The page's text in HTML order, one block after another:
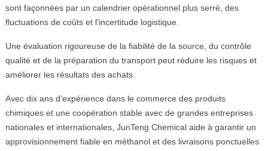
sont façonnées par un calendrier opérationnel plus serré, des
fluctuations de coûts et l'incertitude logistique.
Une évaluation rigoureuse de la fiabilité de la source, du contrôle
qualité et de la préparation du transport peut réduire les risques et
améliorer les résultats des achats.
Avec dix ans d'expérience dans le commerce des produits
chimiques et une coopération stable avec de grandes entreprises
nationales et internationales, JunTeng Chemical aide à garantir un
approvisionnement fiable en méthanol et des livraisons ponctuelles.